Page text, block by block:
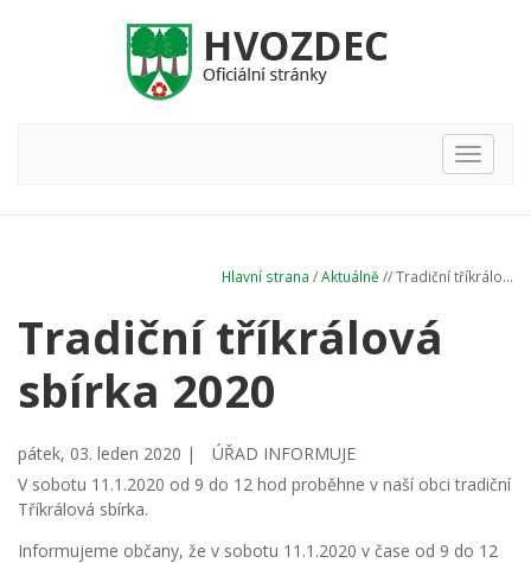
Hlavní
nabídka
Hlavní strana /Aktuálně // Tradiční tříkrálo...
Tradiční tříkrálová
sbírka 2020
pátek, 03. leden 2020 |
ÚŘAD INFORMUJE
V sobotu 11.1.2020 od 9 do 12 hod proběhne v naší obci tradiční
Tříkrálová sbírka.
Informujeme občany, že v sobotu 11.1.2020 v čase od 9 do 12